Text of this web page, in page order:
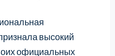
высокий
официальных